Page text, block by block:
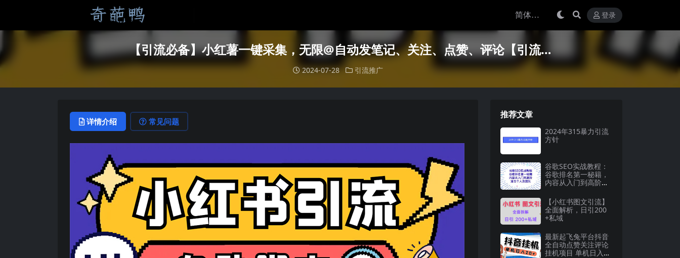
登录
【引流必备】小红薯一键采集，无限@自动发笔记、关注、点赞、评论【引流…
2024-07-28 引流推广
详情介绍 常见问题
推荐文章
2024年315暴力引流
方针
谷歌SEO实战教程：
谷歌排名第一秘籍，
内容从入门到高阶，
【小红书图文引流】
全面解析，日引200
+私域
最新起飞兔平台抖音
全自动点赞关注评论
挂机项目 单机日入20